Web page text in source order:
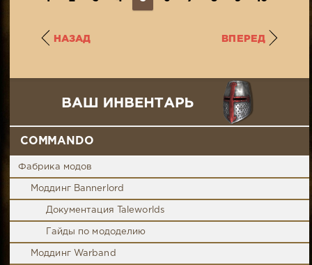
НАЗАД ВПЕРЕД
COMMANDO
Фабрика модов
Моддинг Bannerlord
Документация Taleworlds
Гайды по мододелию
Моддинг Warband